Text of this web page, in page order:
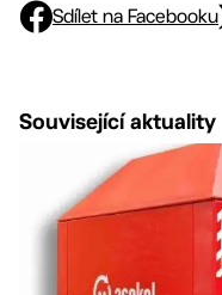
Sdílet na Facebooku
Související aktuality